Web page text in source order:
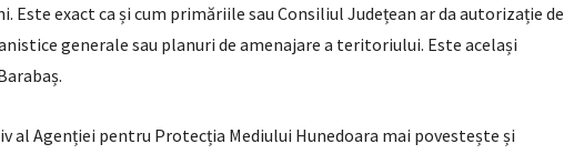
Este exact ca și cum primăriile sau Consiliul Județean ar da autorizație de
generale sau planuri de amenajare a teritoriului. Este același
al Agenției pentru Protecția Mediului Hunedoara mai povestește și